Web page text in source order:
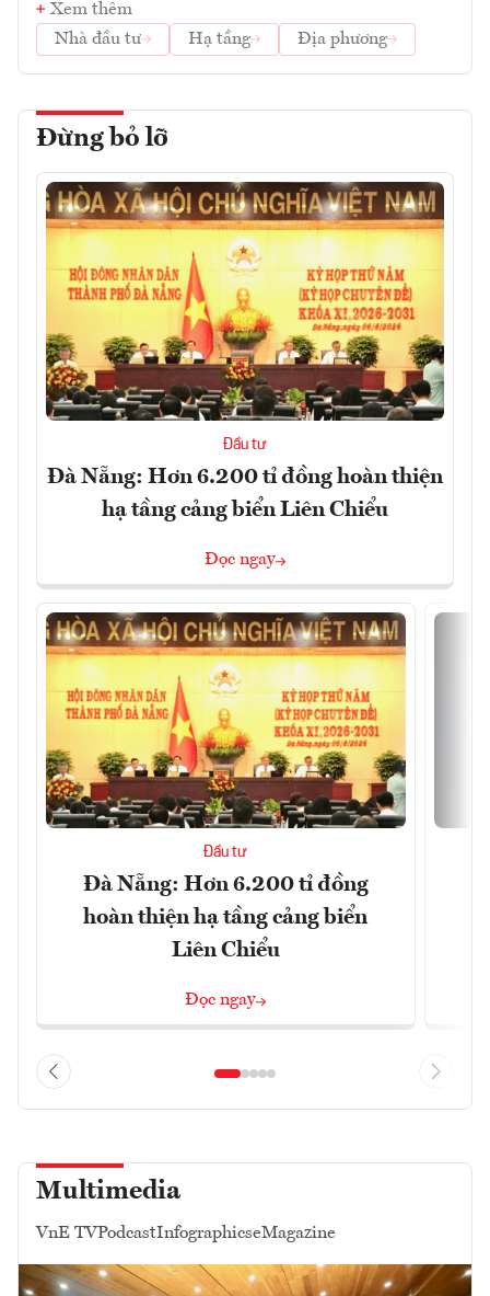
Xem thêm
Nhà đầu tư
Hạ tầng Địa phương
Đừng bỏ lỡ
Đầu tư
Đà Nẵng: Hơn 6.200 tỉ đồng hoàn thiện
hạ tầng cảng biển Liên Chiểu
Đọc ngay
Đầu tư
Đà Nẵng: Hơn 6.200 tỉ đồng
hoàn thiện hạ tầng cảng biển
Liên Chiểu
Đọc ngay
Multimedia
VnE TVPodcastInfographicseMagazine